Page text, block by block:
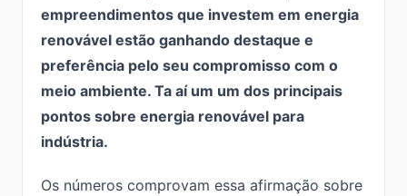
empreendimentos que investem em energia
renovável estão ganhando destaque e
preferência pelo seu compromisso com o
meio ambiente. Ta aí um um dos principais
pontos sobre energia renovável para
indústria.
Os números comprovam essa afirmação sobre